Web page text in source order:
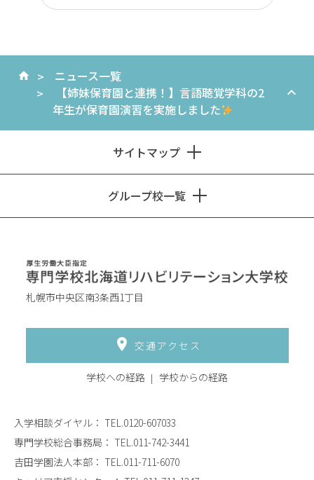
ニュース一覧
【姉妹保育園と連携！】言語聴覚学科の2
年生が保育園演習を実施しました
サイトマップ
グループ校一覧
札幌市中央区南3条西1丁目
交通アクセス
学校への経路 学校からの経路
入学相談ダイヤル： TEL.0120-607033
専門学校総合事務局： TEL.011-742-3441
吉田学園法人本部： TEL.011-711-6070